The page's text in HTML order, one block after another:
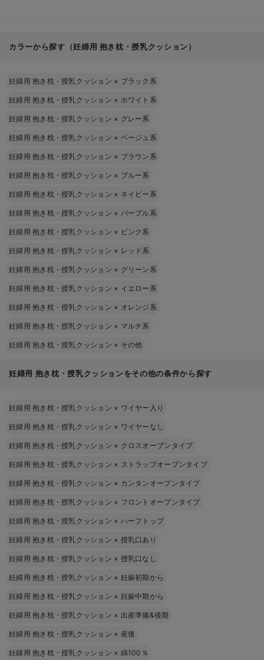
カラーから探す（妊婦用 抱き枕・授乳クッション）
妊婦用 抱き枕・授乳クッション × ブラック系
妊婦用 抱き枕・授乳クッション × ホワイト系
妊婦用 抱き枕・授乳クッション × グレー系
妊婦用 抱き枕・授乳クッション × ベージュ系
妊婦用 抱き枕・授乳クッション × ブラウン系
妊婦用 抱き枕・授乳クッション × ブルー系
妊婦用 抱き枕・授乳クッション × ネイビー系
妊婦用 抱き枕・授乳クッション × パープル系
妊婦用 抱き枕・授乳クッション × ピンク系
妊婦用 抱き枕・授乳クッション × レッド系
妊婦用 抱き枕・授乳クッション × グリーン系
妊婦用 抱き枕・授乳クッション × イエロー系
妊婦用 抱き枕・授乳クッション × オレンジ系
妊婦用 抱き枕・授乳クッション × マルチ系
妊婦用 抱き枕・授乳クッション × その他
妊婦用 抱き枕・授乳クッションをその他の条件から探す
妊婦用 抱き枕・授乳クッション × ワイヤー入り
妊婦用 抱き枕・授乳クッション × ワイヤーなし
妊婦用 抱き枕・授乳クッション × クロスオープンタイプ
妊婦用 抱き枕・授乳クッション × ストラップオープンタイプ
妊婦用 抱き枕・授乳クッション × カンタンオープンタイプ
妊婦用 抱き枕・授乳クッション × フロントオープンタイプ
妊婦用 抱き枕・授乳クッション × ハーフトップ
妊婦用 抱き枕・授乳クッション × 授乳口あり
妊婦用 抱き枕・授乳クッション × 授乳口なし
妊婦用 抱き枕・授乳クッション × 妊娠初期から
妊婦用 抱き枕・授乳クッション × 妊娠中期から
妊婦用 抱き枕・授乳クッション × 出産準備&後期
妊婦用 抱き枕・授乳クッション × 産後
妊婦用 抱き枕・授乳クッション × 綿100％